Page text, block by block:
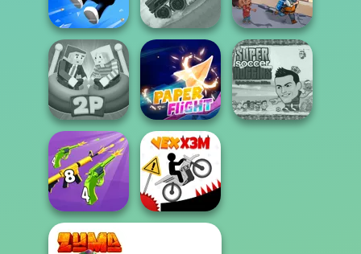
Shot Trigger
Hill Climbing
Mania
Last Day On Earth
Survival
Ragdoll Arena 2
Player
Paper Flight